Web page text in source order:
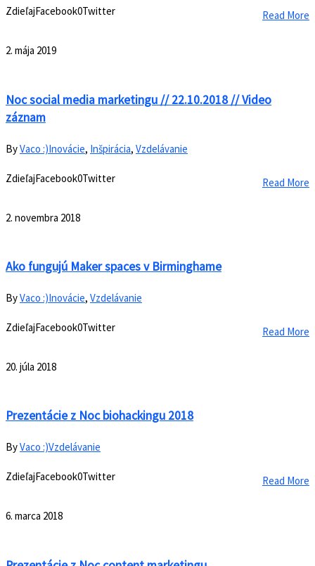
ZdieľajFacebook0Twitter Read More
2. mája 2019
Noc social media marketingu // 22.10.2018 // Video
záznam
ByVaco :)Inovácie, Inšpirácia, Vzdelávanie
ZdieľajFacebook0Twitter Read More
2. novembra 2018
Ako fungujú Maker spaces v Birminghame
ByVaco :)Inovácie, Vzdelávanie
ZdieľajFacebook0Twitter Read More
20. júla 2018
Prezentácie z Noc biohackingu 2018
ByVaco :)Vzdelávanie
ZdieľajFacebook0Twitter Read More
6. marca 2018